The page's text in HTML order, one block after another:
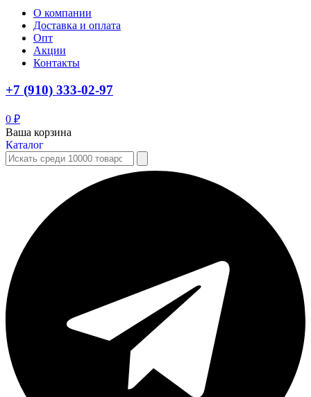
О компании
Доставка и оплата
Опт
Акции
Контакты
+7 (910) 333-02-97
0 ₽
Ваша корзина
Каталог